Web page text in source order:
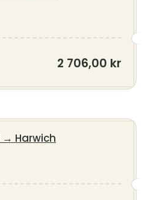
2 706,00 kr
→ Harwich